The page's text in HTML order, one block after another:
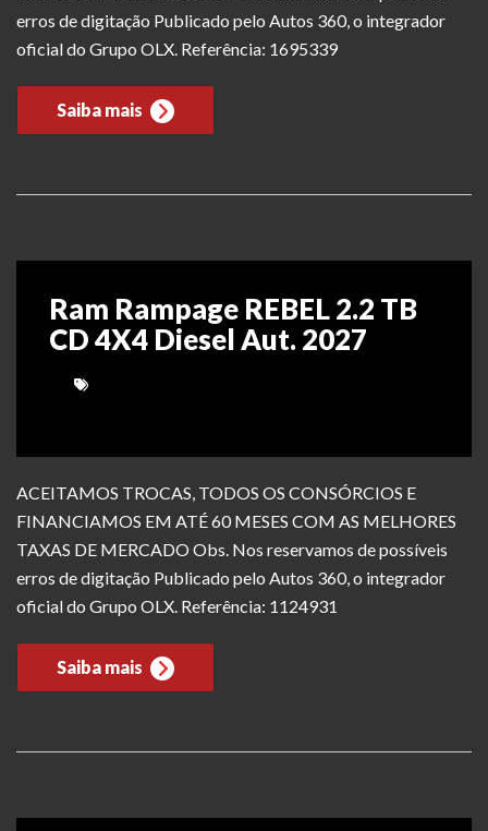
erros de digitação Publicado pelo Autos 360, o integrador
oficial do Grupo OLX. Referência: 1695339
Saiba mais
Ram Rampage REBEL 2.2 TB
CD 4X4 Diesel Aut. 2027
ACEITAMOS TROCAS, TODOS OS CONSÓRCIOS E
FINANCIAMOS EM ATÉ 60 MESES COM AS MELHORES
TAXAS DE MERCADO Obs. Nos reservamos de possíveis
erros de digitação Publicado pelo Autos 360, o integrador
oficial do Grupo OLX. Referência: 1124931
Saiba mais